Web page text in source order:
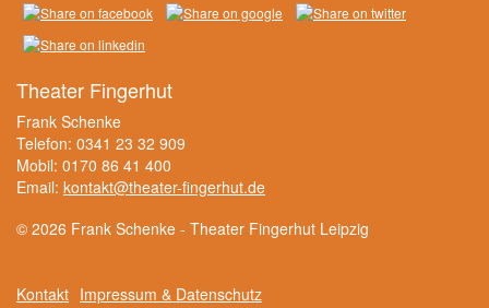
Theater Fingerhut
Frank Schenke
Telefon: 0341 23 32 909
Mobil: 0170 86 41 400
Email: kontakt@theater-fingerhut.de
© 2026 Frank Schenke - Theater Fingerhut Leipzig
Kontakt Impressum & Datenschutz